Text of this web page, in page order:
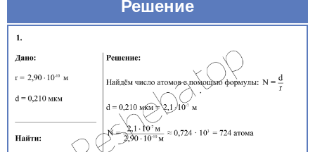
Решение